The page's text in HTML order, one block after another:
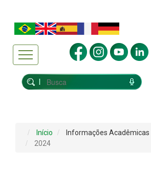
Início Informações Acadêmicas
2024